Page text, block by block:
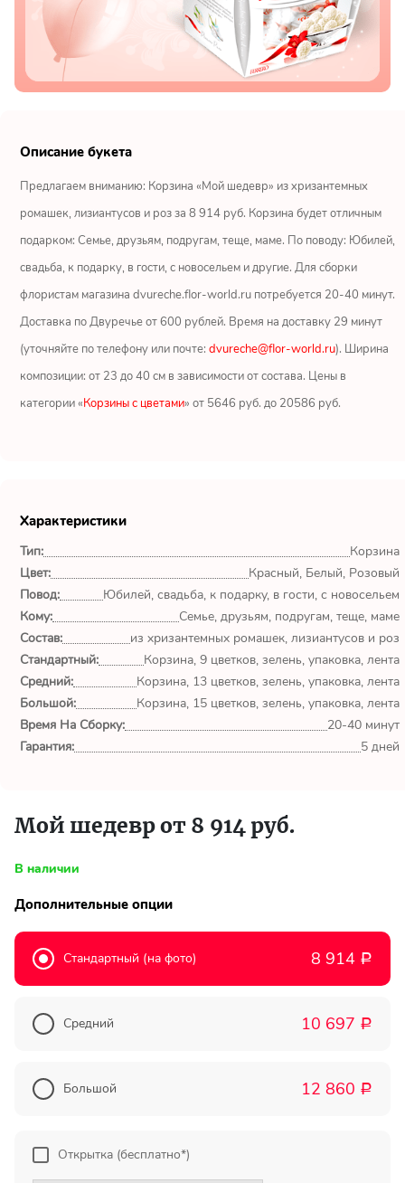
Лилии
Орхидеи
Ромашки
Альстромерии
Герберы
Показать еще
обл.
Спасибо сервису Flor-
world.ru, очень рада что
выбрала Вас. Букет
изумительный!
Ульяна
обл.
вовремя. Не подвели. Цветы
свежие. Спасибо.
Тымовское,
обл.
Огромное спасибо за
компетентную помощь в
выборе букета. Спасибо
Описание букета
Предлагаем вниманию: Корзина «Мой шедевр» из хризантемных
ромашек, лизиантусов и роз за 8 914 руб. Корзина будет отличным
подарком: Семье, друзьям, подругам, теще, маме. По поводу: Юбилей,
свадьба, к подарку, в гости, с новосельем и другие. Для сборки
флористам магазина dvureche.flor-world.ru потребуется 20-40 минут.
Доставка по Двуречье от 600 рублей. Время на доставку 29 минут
(уточняйте по телефону или почте: dvureche@flor-world.ru). Ширина
композиции: от 23 до 40 см в зависимости от состава. Цены в
категории «Корзины с цветами» от 5646 руб. до 20586 руб.
Характеристики
Тип:
Корзина
Цвет:
Красный, Белый, Розовый
Повод:
Юбилей, свадьба, к подарку, в гости, с новосельем
Кому:
Семье, друзьям, подругам, теще, маме
Состав:
из хризантемных ромашек, лизиантусов и роз
Стандартный:
Корзина, 9 цветков, зелень, упаковка, лента
Средний:
Корзина, 13 цветков, зелень, упаковка, лента
Большой:
Корзина, 15 цветков, зелень, упаковка, лента
Время На Сборку:
20-40 минут
Гарантия:
5 дней
Мой шедевр от 8 914 руб.
В наличии
Дополнительные опции
Стандартный (на фото) 8 914 Р
Средний 10 697 Р
Большой 12 860 Р
Открытка (бесплатно*)